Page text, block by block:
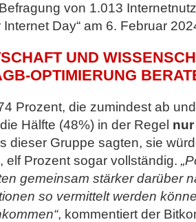
von 1.013
Internet Day“ am 6. Februar
UND
OPTIMIERUNG
Prozent, die zumindest ab
Hälfte (48%) in der Regel
dieser Gruppe sagten, sie
elf Prozent sogar vollständig.
gemeinsam stärker darüber
so vermittelt werden
, kommentiert der